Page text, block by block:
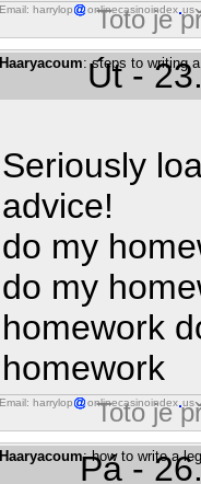
Email: harrylop onlinecasinoindex us
Toto je
Haaryacoum: steps to writing
Út -
Seriously
advice!
do my
do my
homework
homework
Email: harrylop onlinecasinoindex us
Toto je
Haaryacoum: how to write a
Pá -